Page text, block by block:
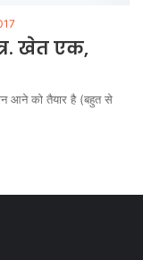
खेत एक,
आने को तैयार है (बहुत से